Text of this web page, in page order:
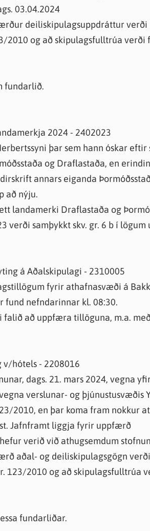
03.04.2024
deiliskipulagsuppdráttur verði
2010 og að skipulagsfulltrúa verði
fundarlið.
2024 - 2402023
þar sem hann óskar eftir
og Draflastaða, en
annars eiganda
að nýju.
landamerki Draflastaða og
verði samþykkt skv. gr. 6 b í lögum
á Aðalskipulagi - 2310005
fyrir athafnasvæði á
fund nefndarinnar kl. 08:30.
falið að uppfæra tillöguna, m.a.
v/hótels - 2208016
dags. 21. mars 2024, vegna
verslunar- og þjúnustusvæðis
2010, en þar koma fram nokkur
Jafnframt liggja fyrir uppfærð
verið við athugsemdum
aðal- og deiliskipulagsgögn
123/2010 og að skipulagsfulltrúa
fundarliðar.